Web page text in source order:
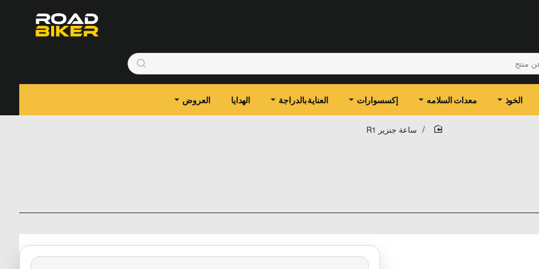
الخوذ معدات السلامه إكسسوارات العناية بالدراجة الهدايا العروض
ساعة جنزير R1